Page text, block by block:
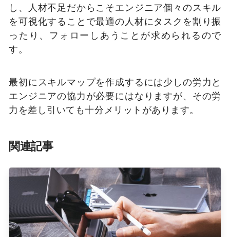
し、人材不足だからこそエンジニア個々のスキル
を可視化することで最適の人材にタスクを割り振
ったり、フォローしあうことが求められるので
す。
最初にスキルマップを作成するには少しの労力と
エンジニアの協力が必要にはなりますが、その労
力を差し引いても十分メリットがあります。
関連記事